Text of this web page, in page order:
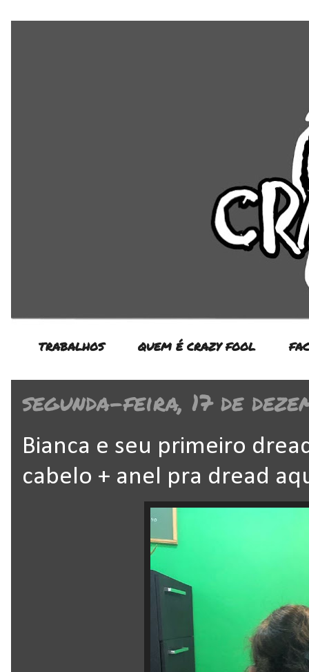
TRABALHOS QUEM É CRAZY FOOL
segunda-feira, 17 de
Bianca e seu primeiro
cabelo + anel pra dread